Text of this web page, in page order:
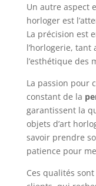
Un autre aspect
horloger est
La précision est
l’horlogerie, tant
l’esthétique des
La passion pour
constant de la
garantissent la
objets d’art
savoir prendre
patience pour
Ces qualités